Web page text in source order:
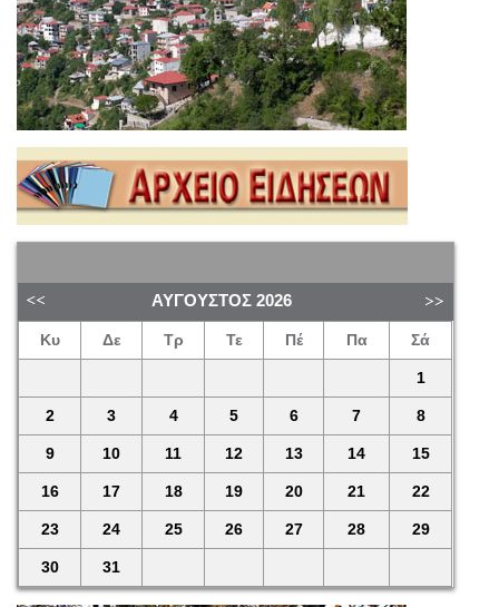
ΑΎΓΟΥΣΤΟΣ 2026
Κυ Δε Τρ Τε Πέ Πα Σά
1
2 3 4 5 6 7 8
9 10 11 12 13 14 15
16 17 18 19 20 21 22
23 24 25 26 27 28 29
30 31